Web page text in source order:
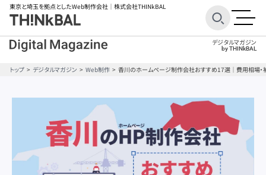
東京と埼玉を拠点としたWeb制作会社 ｜株式会社THINkBAL
デジタルマガジン
by THINkBAL
ECサイト Googleアナリティクス
SEO対策
STUDIO
Webデザイン
WordPress
オウンドメディア
キャンペーンサイト
ECサイト Googleアナリティクス
SEO対策
STUDIO
Webデザイン
WordPress
オウンドメディア
キャンペーンサイト
トップ デジタルマガジン Web制作 香川のホームページ制作会社おすすめ17選｜費用相場・